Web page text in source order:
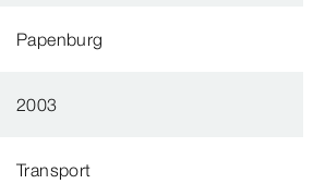
Papenburg
2003
Transport